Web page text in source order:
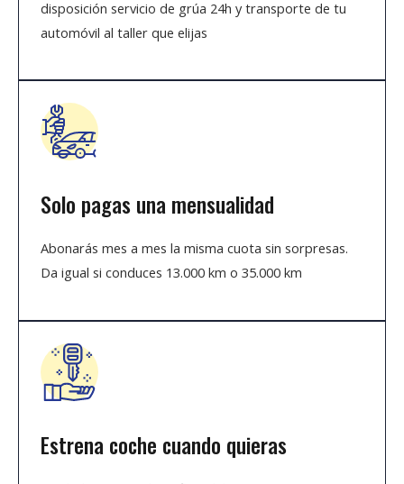
disposición servicio de grúa 24h y transporte de tu
automóvil al taller que elijas
Solo pagas una mensualidad
Abonarás mes a mes la misma cuota sin sorpresas.
Da igual si conduces 13.000 km o 35.000 km
Estrena coche cuando quieras